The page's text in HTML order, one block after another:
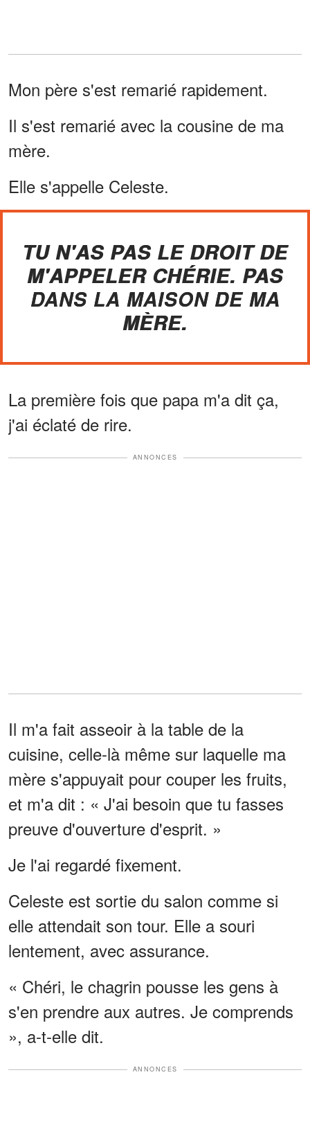
Mon père s'est remarié rapidement.
Il s'est remarié avec la cousine de ma
mère.
Elle s'appelle Celeste.
TU N'AS PAS LE DROIT DE
M'APPELER CHÉRIE. PAS
DANS LA MAISON DE MA
MÈRE.
La première fois que papa m'a dit ça,
j'ai éclaté de rire.
ANNONCES
Il m'a fait asseoir à la table de la
cuisine, celle-là même sur laquelle ma
mère s'appuyait pour couper les fruits,
et m'a dit : « J'ai besoin que tu fasses
preuve d'ouverture d'esprit. »
Je l'ai regardé fixement.
Celeste est sortie du salon comme si
elle attendait son tour. Elle a souri
lentement, avec assurance.
« Chéri, le chagrin pousse les gens à
s'en prendre aux autres. Je comprends
», a-t-elle dit.
ANNONCES